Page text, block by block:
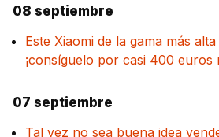
08 septiembre
Este Xiaomi de la gama más
¡consíguelo por casi 400 euros
07 septiembre
Tal vez no sea buena idea